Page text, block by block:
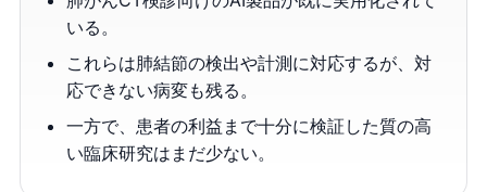
いる。
これらは肺結節の検出や計測に対応するが、対
応できない病変も残る。
一方で、患者の利益まで十分に検証した質の高
い臨床研究はまだ少ない。